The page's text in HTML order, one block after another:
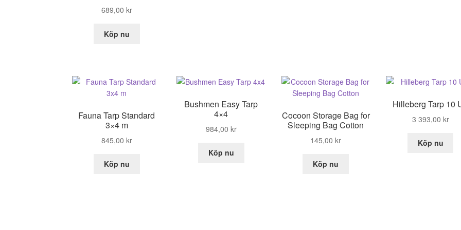
689,00 kr
Köp nu
Fauna Tarp Standard
3×4 m
845,00 kr
Köp nu
Bushmen Easy Tarp
4×4
984,00 kr
Köp nu
Cocoon Storage Bag for
Sleeping Bag Cotton
145,00kr
Köp nu
Hilleberg Tarp 10
3 393,00 kr
Köp nu